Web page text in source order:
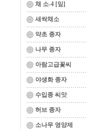
채 소-4 [잎]
새싹채소
약초 종자
나무 종자
아람고급꽃씨
야생화 종자
수입종 씨앗
허브 종자
소나무 영양제